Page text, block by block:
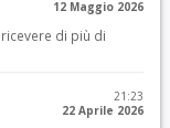
12 Maggio 2026
di più di
21:23
22 Aprile 2026